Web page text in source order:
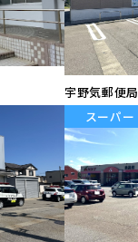
宇野気郵便局
スーパー